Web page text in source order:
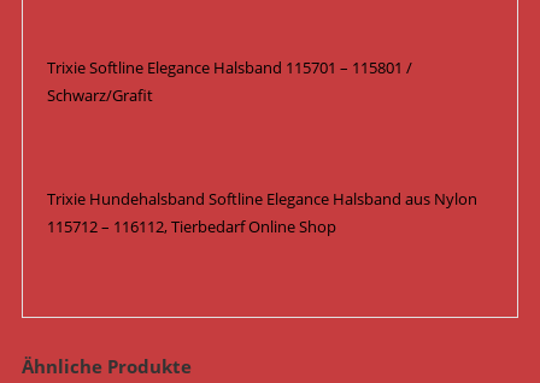
Trixie Softline Elegance Halsband 115701 – 115801 /
Schwarz/Grafit
Trixie Hundehalsband Softline Elegance Halsband aus Nylon
115712 – 116112, Tierbedarf Online Shop
Ähnliche Produkte